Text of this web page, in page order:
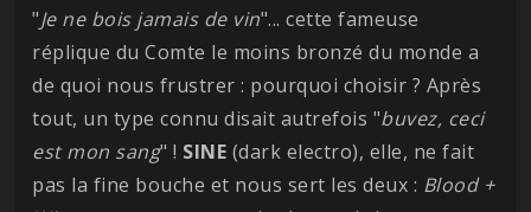
"Je ne bois jamais de vin"... cette fameuse
réplique du Comte le moins bronzé du monde a
de quoi nous frustrer : pourquoi choisir ? Après
tout, un type connu disait autrefois "buvez, ceci
est mon sang" ! SINE (dark electro), elle, ne fait
pas la fine bouche et nous sert les deux : Blood +